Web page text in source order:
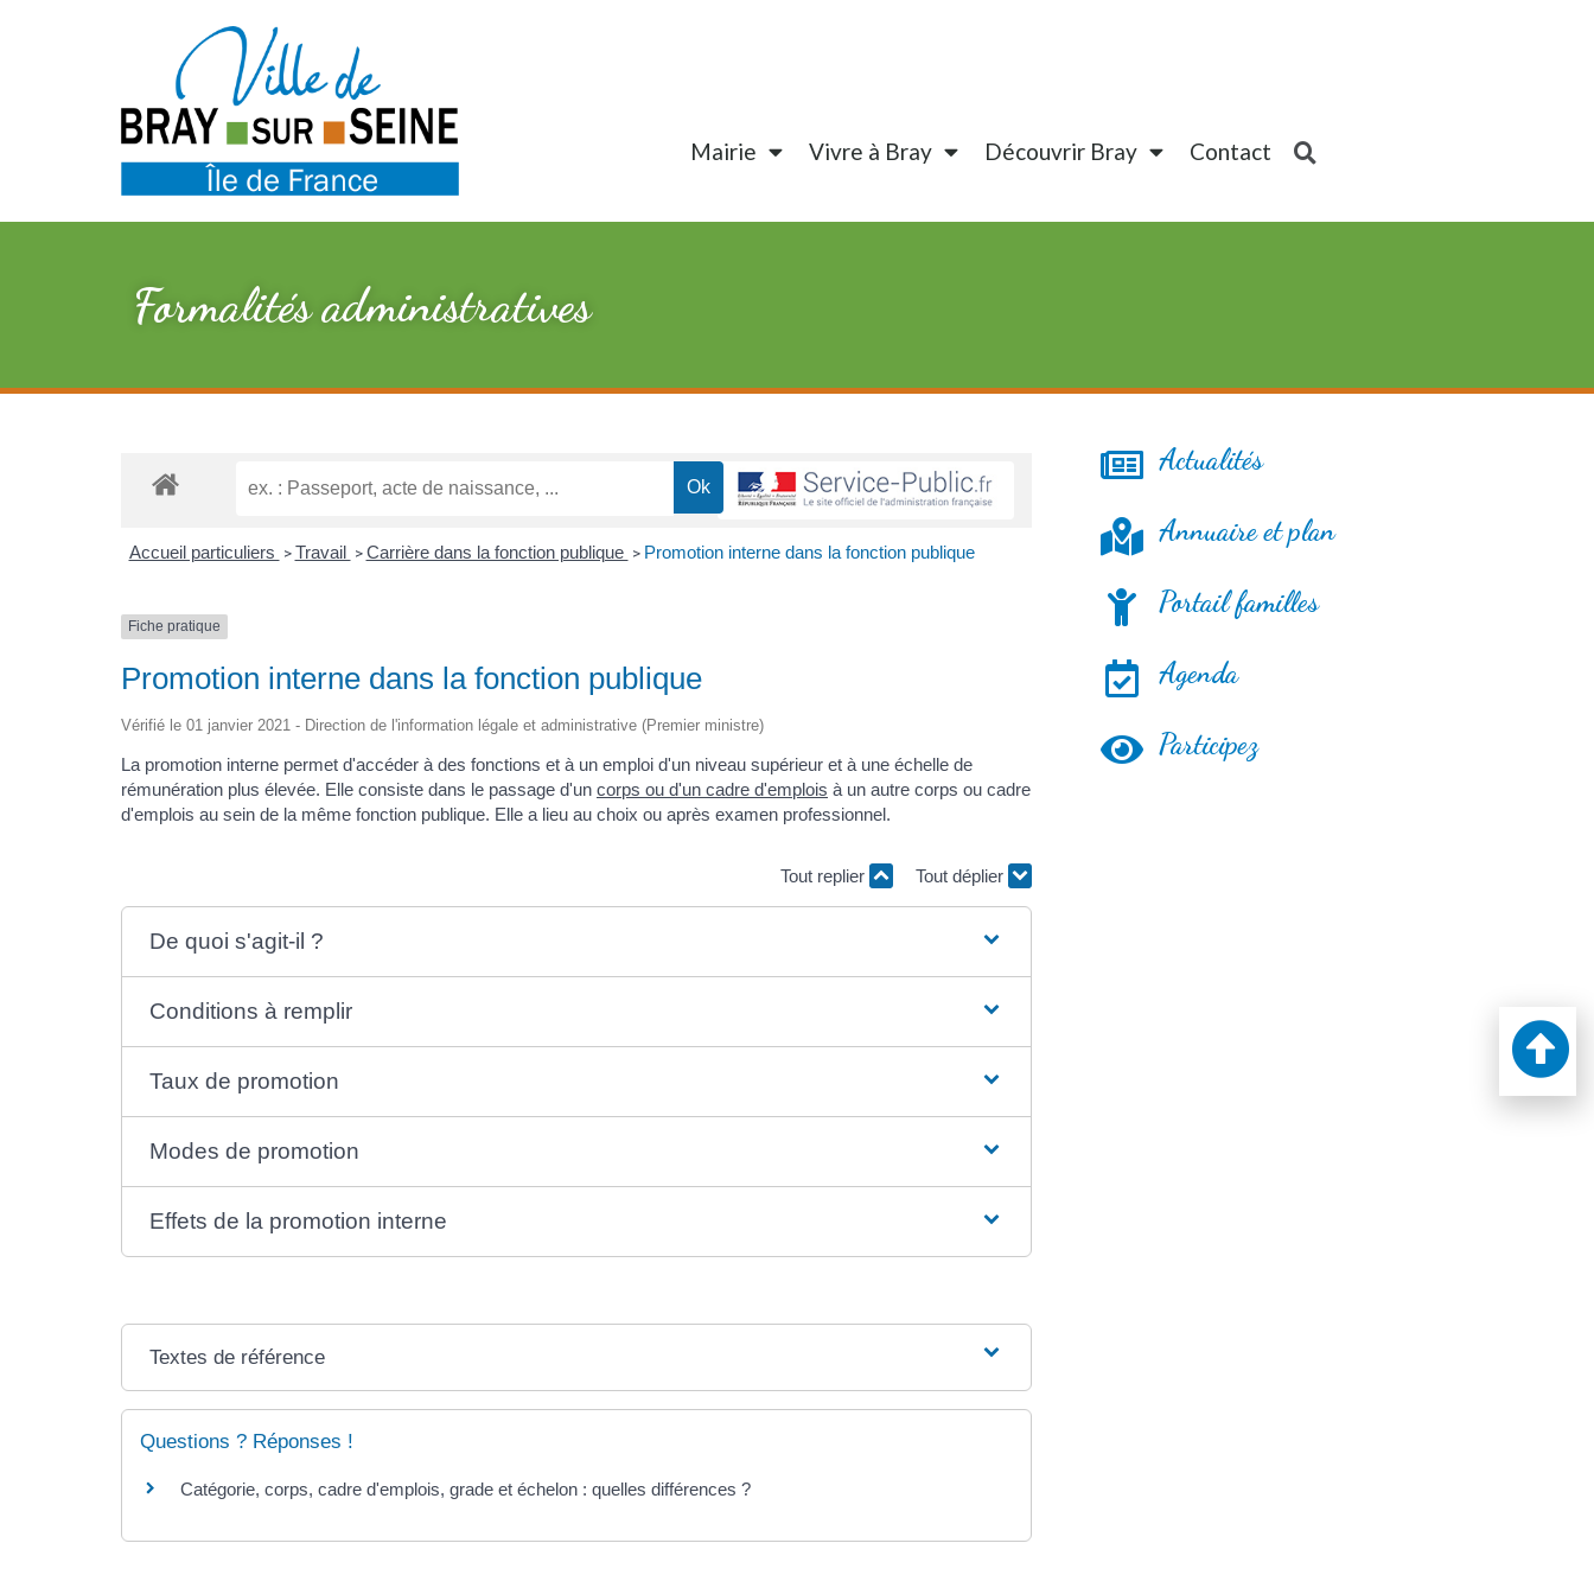
Mairie Vivre à Bray Découvrir Bray Contact
Formalités administratives
Accueil particuliers > Travail > Carrière dans la fonction publique > Promotion interne dans la fonction publique
Fiche pratique
Promotion interne dans la fonction publique
Vérifié le 01 janvier 2021 - Direction de l'information légale et administrative (Premier ministre)
La promotion interne permet d'accéder à des fonctions et à un emploi d'un niveau supérieur et à une échelle de
rémunération plus élevée. Elle consiste dans le passage d'un corps ou d'un cadre d'emplois à un autre corps ou cadre
d'emplois au sein de la même fonction publique. Elle a lieu au choix ou après examen professionnel.
Tout replier Tout déplier
De quoi s'agit-il ?
Conditions à remplir
Taux de promotion
Modes de promotion
Effets de la promotion interne
Textes de référence
Questions ? Réponses !
Catégorie, corps, cadre d'emplois, grade et échelon : quelles différences ?
Actualités
Annuaire et plan
Portail familles
Agenda
Participez